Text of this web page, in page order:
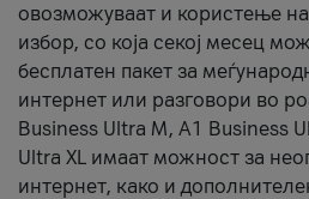
овозможуваат и користење на
избор, со која секој месец
бесплатен пакет за
интернет или разговори во
Business Ultra M, A1 Business
Ultra XL имаат можност за
интернет, како и